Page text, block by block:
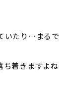
いたり…まるで
ち着きますよね